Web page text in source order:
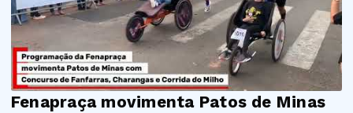
Fenapraça movimenta Patos de Minas